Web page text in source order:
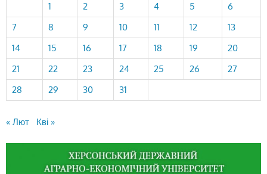
1
2 3 4 5
6
7
8 9 10 11 12
13
14
15 16 17 18 19
20
21
22 23 24 25 26
27
28
29 30 31
« Лют Кві »